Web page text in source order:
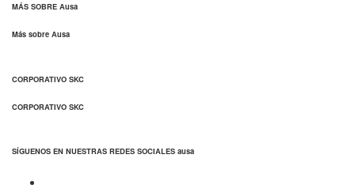
MÁS SOBRE Ausa
Más sobre Ausa
CORPORATIVO SKC
CORPORATIVO SKC
SÍGUENOS EN NUESTRAS REDES SOCIALES ausa